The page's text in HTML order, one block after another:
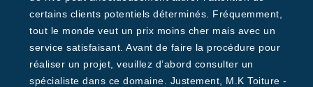
certains clients potentiels déterminés. Fréquemment,
tout le monde veut un prix moins cher mais avec un
service satisfaisant. Avant de faire la procédure pour
réaliser un projet, veuillez d’abord consulter un
spécialiste dans ce domaine. Justement, M.K Toiture -